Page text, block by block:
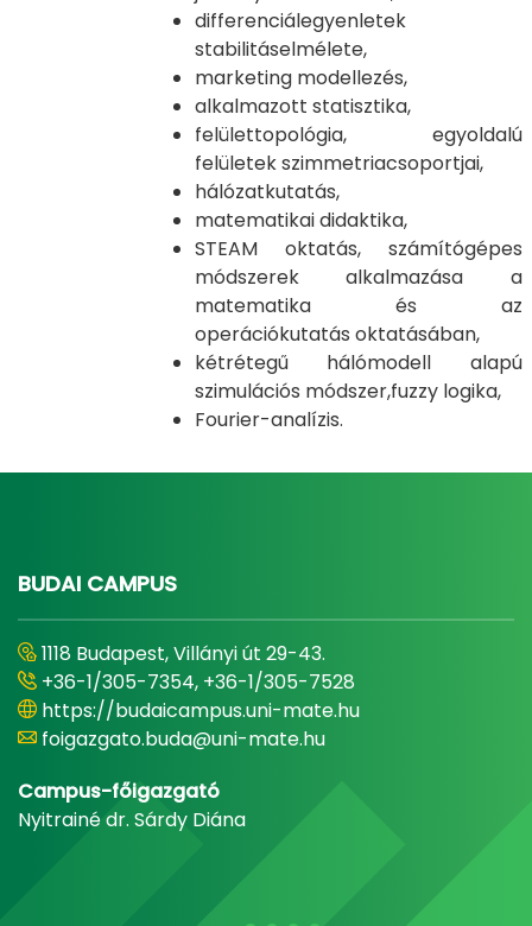
differenciálegyenletek
stabilitáselmélete,
marketing modellezés,
alkalmazott statisztika,
felülettopológia, egyoldalú
felületek szimmetriacsoportjai,
hálózatkutatás,
matematikai didaktika,
STEAM oktatás, számítógépes
módszerek alkalmazása a
matematika és az
operációkutatás oktatásában,
kétrétegű hálómodell alapú
szimulációs módszer,fuzzy logika,
Fourier-analízis.
BUDAI CAMPUS
1118 Budapest, Villányi út 29-43.
+36-1/305-7354, +36-1/305-7528
https://budaicampus.uni-mate.hu
foigazgato.buda@uni-mate.hu
Campus-főigazgató
Nyitrainé dr. Sárdy Diána